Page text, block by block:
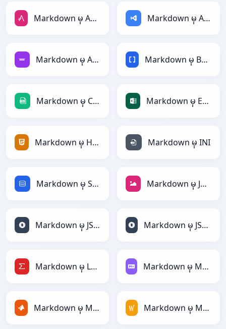
Markdown မှ AsciiDoc Markdown မှ ASP
Markdown မှ Avro Markdown မှ BBCode
Markdown မှ CSV Markdown မှ Excel
Markdown မှ HTML Markdown မှ INI
Markdown မှ SQL Markdown မှ JPEG
Markdown မှ JSON Markdown မှ JSONLines
Markdown မှ LaTeX Markdown မှ Markdown
Markdown မှ MATLAB Markdown မှ MediaWiki